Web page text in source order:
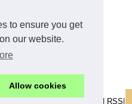
to ensure you get
our website.
Allow cookies
RSS